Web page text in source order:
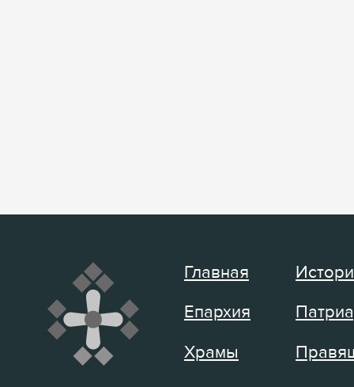
Главная
Епархия
Храмы